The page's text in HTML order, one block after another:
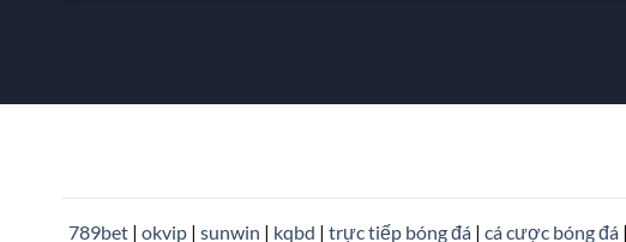
789bet | okvip | sunwin | kqbd | trực tiếp bóng đá | cá cược bóng đá |